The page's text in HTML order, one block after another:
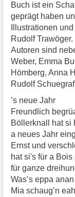
Buch ist ein
geprägt haben
Illustrationen
Rudolf Trawöger.
Autoren sind
Weber, Emma
Hömberg, Anna
Rudolf
’s neue Jahr
Freundlich
Böllerknall hat si
a neues Jahr
Ernst und
hat si's für a Bois
für ganze
Was’s eppa
Mia schaug’n